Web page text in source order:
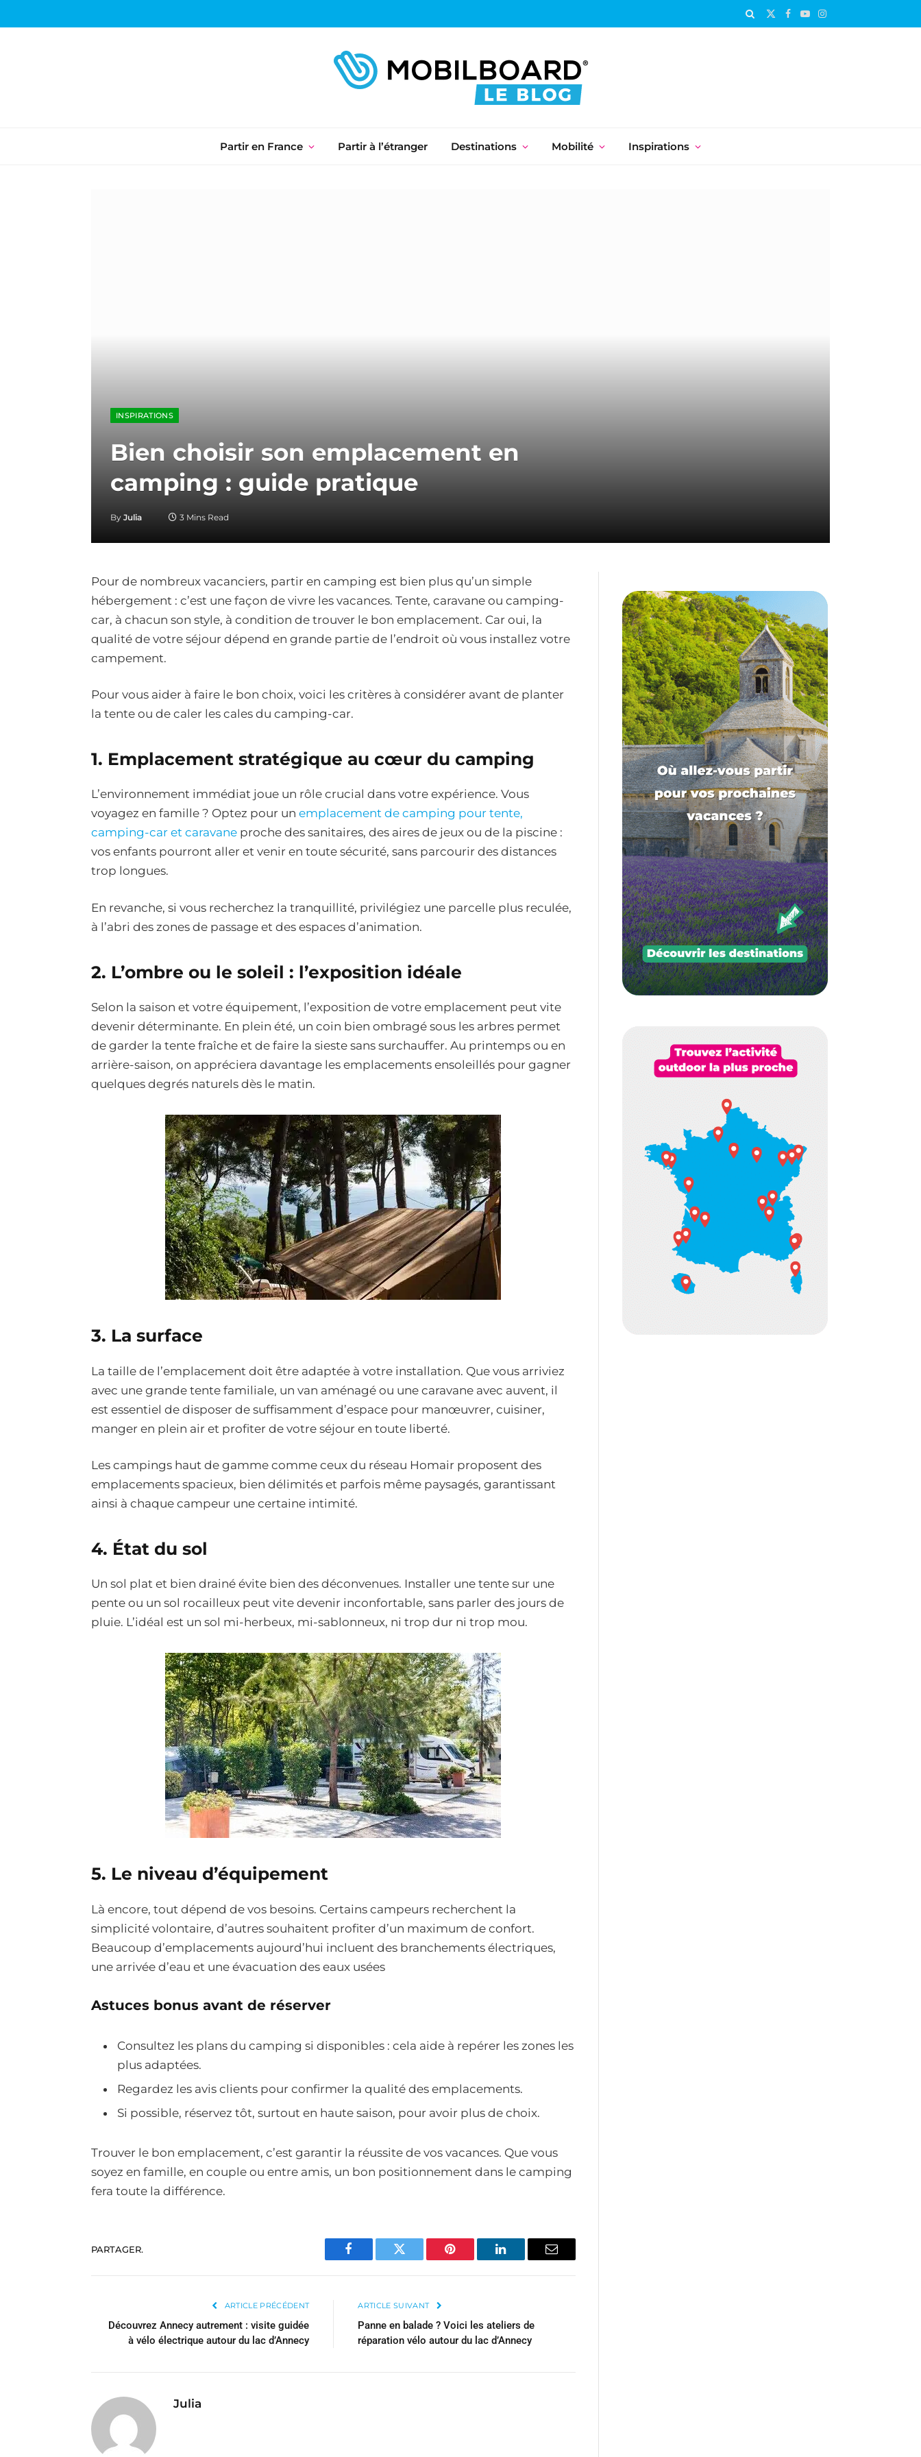
X
Facebook
YouTubeInstagram
Partir en France Partir à l’étranger Destinations Mobilité Inspirations
INSPIRATIONS
Bien choisir son emplacement en
camping : guide pratique
By Julia 3 Mins Read
Pour de nombreux vacanciers, partir en camping est bien plus qu’un simple
hébergement : c’est une façon de vivre les vacances. Tente, caravane ou camping-
car, à chacun son style, à condition de trouver le bon emplacement. Car oui, la
qualité de votre séjour dépend en grande partie de l’endroit où vous installez votre
campement.
Pour vous aider à faire le bon choix, voici les critères à considérer avant de planter
la tente ou de caler les cales du camping-car.
1. Emplacement stratégique au cœur du camping
L’environnement immédiat joue un rôle crucial dans votre expérience. Vous
voyagez en famille ? Optez pour un emplacement de camping pour tente,
camping-car et caravane proche des sanitaires, des aires de jeux ou de la piscine :
vos enfants pourront aller et venir en toute sécurité, sans parcourir des distances
trop longues.
En revanche, si vous recherchez la tranquillité, privilégiez une parcelle plus reculée,
à l’abri des zones de passage et des espaces d’animation.
2. L’ombre ou le soleil : l’exposition idéale
Selon la saison et votre équipement, l’exposition de votre emplacement peut vite
devenir déterminante. En plein été, un coin bien ombragé sous les arbres permet
de garder la tente fraîche et de faire la sieste sans surchauffer. Au printemps ou en
arrière-saison, on appréciera davantage les emplacements ensoleillés pour gagner
quelques degrés naturels dès le matin.
3. La surface
La taille de l’emplacement doit être adaptée à votre installation. Que vous arriviez
avec une grande tente familiale, un van aménagé ou une caravane avec auvent, il
est essentiel de disposer de suffisamment d’espace pour manœuvrer, cuisiner,
manger en plein air et profiter de votre séjour en toute liberté.
Les campings haut de gamme comme ceux du réseau Homair proposent des
emplacements spacieux, bien délimités et parfois même paysagés, garantissant
ainsi à chaque campeur une certaine intimité.
4. État du sol
Un sol plat et bien drainé évite bien des déconvenues. Installer une tente sur une
pente ou un sol rocailleux peut vite devenir inconfortable, sans parler des jours de
pluie. L’idéal est un sol mi-herbeux, mi-sablonneux, ni trop dur ni trop mou.
5. Le niveau d’équipement
Là encore, tout dépend de vos besoins. Certains campeurs recherchent la
simplicité volontaire, d’autres souhaitent profiter d’un maximum de confort.
Beaucoup d’emplacements aujourd’hui incluent des branchements électriques,
une arrivée d’eau et une évacuation des eaux usées
Astuces bonus avant de réserver
Consultez les plans du camping si disponibles : cela aide à repérer les zones les
plus adaptées.
Regardez les avis clients pour confirmer la qualité des emplacements.
Si possible, réservez tôt, surtout en haute saison, pour avoir plus de choix.
Trouver le bon emplacement, c’est garantir la réussite de vos vacances. Que vous
soyez en famille, en couple ou entre amis, un bon positionnement dans le camping
fera toute la différence.
PARTAGER.
Facebook Twitter Pinterest LinkedIn Email
ARTICLE PRÉCÉDENT
Découvrez Annecy autrement : visite guidée
à vélo électrique autour du lac d’Annecy
ARTICLE SUIVANT
Panne en balade ? Voici les ateliers de
réparation vélo autour du lac d’Annecy
Julia